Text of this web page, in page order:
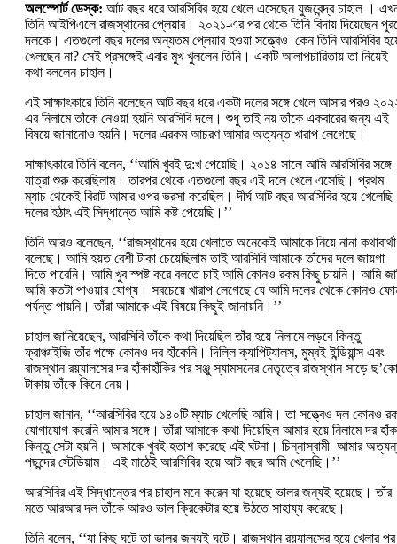
অলস্পোর্ট ডেস্ক: আট বছর ধরে আরসিবির হয়ে খেলে এসেছেন যুজবেন্দ্র চাহাল ।
তিনি আইপিএলে রাজস্থানের প্লেয়ার। ২০২১-এর পর থেকে তিনি বিদায় দিয়েছেন
দলকে। এতগুলো বছর দলের অন্যতম প্লেয়ার হওয়া সত্ত্বেও কেন তিনি আরসিবির
খেলছেন না? সেই প্রসঙ্গেই এবার মুখ খুললেন তিনি। একটি আলাপচারিতায় তা নিয়েই
কথা বললেন চাহাল।
এই সাক্ষাৎকারে তিনি বলেছেন আট বছর ধরে একটা দলের সঙ্গে খেলে আসার পরও
এর নিলামে তাঁকে নেওয়া হয়নি আরসিবি দলে। শুধু তাই নয় তাঁকে একবারের জন্য এই
বিষয়ে জানানোও হয়নি। দলের এরকম আচরণ আমার অত্যন্ত খারাপ লেগেছে।
সাক্ষাৎকারে তিনি বলেন, ‘‘আমি খুবই দু:খ পেয়েছি। ২০১৪ সালে আমি আরসিবির সঙ্গে
যাত্রা শুরু করেছিলাম। তারপর থেকে এতগুলো বছর এই দলে খেলে এসেছি। প্রথম
ম্যাচ থেকেই বিরাট আমার ওপর ভরসা করেছিল। দীর্ঘ আট বছর আরসিবির হয়ে
দলের হঠাৎ এই সিদ্ধান্তে আমি কষ্ট পেয়েছি।’’
তিনি আরও বলেছেন, ‘‘রাজস্থানের হয়ে খেলাতে অনেকেই আমাকে নিয়ে নানা কথাবার্থা
বলেছে। আমি হয়ত বেশী টাকা চেয়েছিলাম তাই আরসিবি আমাকে তাঁদের দলে জায়গা
দিতে পারেনি। আমি খুব স্পষ্ট করে বলতে চাই আমি কোনও রকম কিছু চায়নি। আমি
আমি কতটা পাওয়ার যোগ্য। সবচেয়ে খারাপ লেগেছে যে আমি দলের থেকে কোনও
পর্যন্ত পায়নি। তাঁরা আমাকে এই বিষয়ে কিছুই জানায়নি।’’
চাহাল জানিয়েছেন, আরসিবি তাঁকে কথা দিয়েছিল তাঁর হয়ে নিলামে লড়বে কিন্তু
ফ্রাঞ্চাইজি তাঁর পক্ষে কোনও দর হাঁকেনি। দিল্লি ক্যাপিট্যালস, মুম্বই ইন্ডিয়ান্স এবং
রাজস্থান রয়্যালসের দর হাঁকাহাঁকির পর সঞ্জু স্যামসনের নেতৃত্বে রাজস্থান সাড়ে
টাকায় তাঁকে কিনে নেয়।
চাহাল জানান, ‘‘আরসিবির হয়ে ১৪০টি ম্যাচ খেলেছি আমি। তা সত্ত্বেও দল কোনও
যোগাযোগ করেনি আমার সঙ্গে। তাঁরা আমাকে কথা দিয়েছিল আমার হয়ে নিলামে দর
কিন্তু সেটা হয়নি। আমাকে খুবই হতাশ করেছে এই ঘটনা। চিন্নাস্বামী আমার
পছন্দের স্টেডিয়াম। এই মাঠেই আরসিবির হয়ে আট বছর আমি খেলেছি।’’
আরসিবির এই সিদ্ধান্তের পর চাহাল মনে করেন যা হয়েছে ভালর জন্যই হয়েছে। তাঁর
মতে আরআর দল তাঁকে আরও ভাল ক্রিকেটার হয়ে উঠতে সাহায্য করেছে।
তিনি বলেন, ‘‘যা কিছু ঘটে তা ভালর জন্যই ঘটে। রাজস্থান রয়্যালসের হয়ে খেলার পর